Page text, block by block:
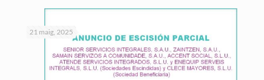
21 maig, 2025